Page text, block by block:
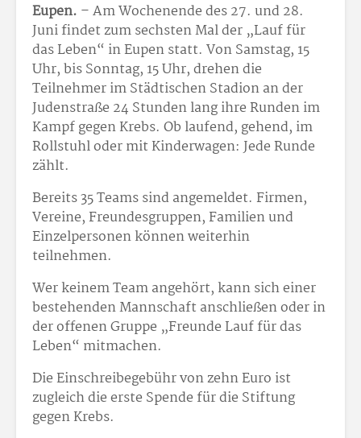
Eupen. – Am Wochenende des 27. und 28.
Juni findet zum sechsten Mal der „Lauf für
das Leben“ in Eupen statt. Von Samstag, 15
Uhr, bis Sonntag, 15 Uhr, drehen die
Teilnehmer im Städtischen Stadion an der
Judenstraße 24 Stunden lang ihre Runden im
Kampf gegen Krebs. Ob laufend, gehend, im
Rollstuhl oder mit Kinderwagen: Jede Runde
zählt.
Bereits 35 Teams sind angemeldet. Firmen,
Vereine, Freundesgruppen, Familien und
Einzelpersonen können weiterhin
teilnehmen.
Wer keinem Team angehört, kann sich einer
bestehenden Mannschaft anschließen oder in
der offenen Gruppe „Freunde Lauf für das
Leben“ mitmachen.
Die Einschreibegebühr von zehn Euro ist
zugleich die erste Spende für die Stiftung
gegen Krebs.